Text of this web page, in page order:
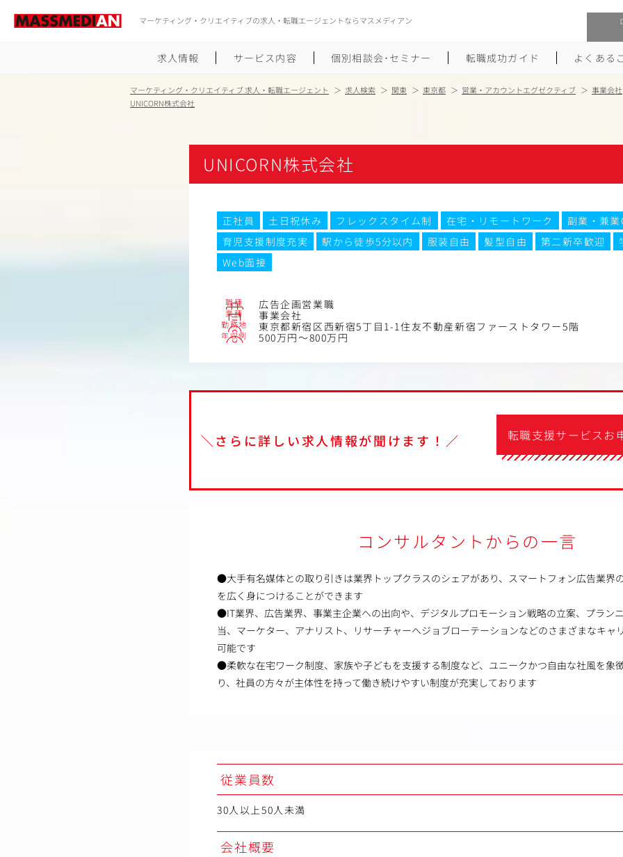
マーケティング・クリエイティブの求人・転職エージェントならマスメディアン
求人情報 サービス内容 個別相談会･セミナー 転職成功ガイド
履歴書のつくり方
職務経歴書のつくり方
ポートフォリオのつくり方
面接対策
エグゼクティブ転職
しゅふクリ･ママクリ転職
年収アップ転職
よくある
マーケティング・クリエイティブ 求人・転職エージェント 求人検索 関東 東京都 営業・アカウントエグゼクティブ
事業会社
UNICORN株式会社
UNICORN株式会社
正社員 土日祝休み フレックスタイム制 在宅・リモートワーク
副業・兼
育児支援制度充実
駅から徒歩5分以内 服装自由 髪型自由 第二新卒歓迎
Web面接
職種 広告企画営業職
業種 事業会社
勤務地 東京都新宿区西新宿5丁目1-1住友不動産新宿ファーストタワー5階
年収例 500万円～800万円
＼さらに詳しい求人情報が聞けます！／ 転職支援サービスお
コンサルタントからの一言
●大手有名媒体との取り引きは業界トップクラスのシェアがあり、スマートフォン広告業界
を広く身につけることができます
●IT業界、広告業界、事業主企業への出向や、デジタルプロモーション戦略の立案、プラン
当、マーケター、アナリスト、リサーチャーへジョブローテーションなどのさまざまなキャ
可能です
●柔軟な在宅ワーク制度、家族や子どもを支援する制度など、ユニークかつ自由な社風を象
り、社員の方々が主体性を持って働き続けやすい制度が充実しております
従業員数
30人以上50人未満
会社概要